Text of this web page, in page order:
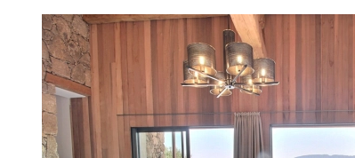
Terrasse
Jardin